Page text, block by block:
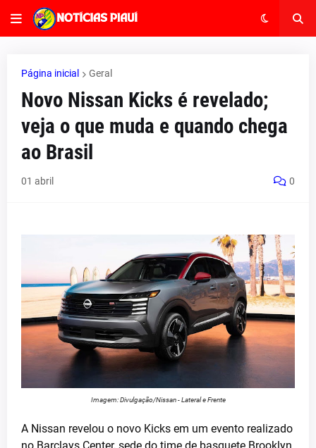
Página inicial Geral
Novo Nissan Kicks é revelado;
veja o que muda e quando chega
ao Brasil
01 abril 0
Imagem: Divulgação/Nissan - Lateral e Frente
A Nissan revelou o novo Kicks em um evento realizado